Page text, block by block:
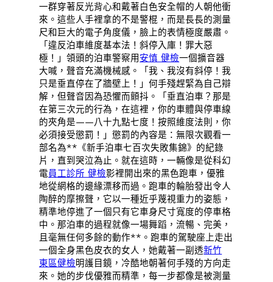
一群穿著反光背心和戴著白色安全帽的人朝他衝
來。這些人手裡拿的不是警棍，而是長長的測量
尺和巨大的電子角度儀，臉上的表情極度嚴肅。
「違反泊車維度基本法！斜停入庫！罪大惡
極！」領頭的泊車警察用 安慎 健檢一個擴音器
大喊，聲音充滿機械感。「我、我沒有斜停！我
只是垂直停在了牆壁上！」何手殘趕緊為自己辯
解，但聲音因為恐懼而顫抖。「垂直泊車？那是
在第三次元的行為，在這裡，你的車體與停車線
的夾角是——八十九點七度！按照維度法則，你
必須接受懲罰！」懲罰的內容是：無限次觀看一
部名為**《新手泊車七百次失敗集錦》的紀錄
片，直到哭泣為止。就在這時，一輛像是從科幻
電員工診所 健檢影裡開出來的黑色跑車，優雅
地從網格的邊緣漂移而過。跑車的輪胎發出令人
陶醉的摩擦聲，它以一種近乎蔑視重力的姿態，
精準地停進了一個只有它車身尺寸寬度的停車格
中。那泊車的過程就像一場舞蹈，流暢、完美，
且毫無任何多餘的動作**。跑車的駕駛座上走出
一個全身黑色皮衣的女人，她戴著一副透新竹
東區健檢明護目鏡，冷酷地朝著何手殘的方向走
來。她的步伐優雅而精準，每一步都像是被測量